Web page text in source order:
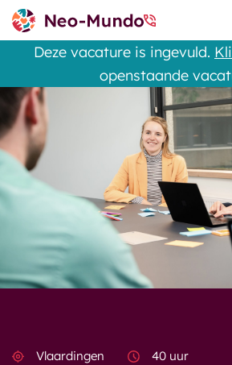
Deze vacature is ingevuld.
openstaande
Vlaardingen 40 uur